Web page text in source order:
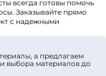
всегда готовы помочь
Заказывайте прямо
с надежными
а предлагаем
выбора материалов до